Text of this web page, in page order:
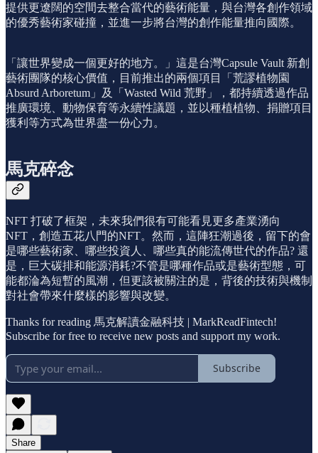
提供更遼闊的空間去整合當代的藝術能量，與台灣各創作領域
的優秀藝術家碰撞，並進一步將台灣的創作能量推向國際。
「讓世界變成一個更好的地方。」這是台灣Capsule Vault 新創
藝術團隊的核心價值，目前推出的兩個項目「荒謬植物園
Absurd Arboretum」及「Wasted Wild 荒野」，都持續透過作品
推廣環境、動物保育等永續性議題，並以種植植物、捐贈項目
獲利等方式為世界盡一份心力。
馬克碎念
NFT 打破了框架，未來我們很有可能看見更多產業湧向
NFT，創造五花八門的NFT。然而，這陣狂潮過後，留下的會
是哪些藝術家、哪些投資人、哪些真的能流傳世代的作品? 還
是，巨大碳排和能源消耗?不管是哪種作品或是藝術型態，可
能都淪為短暫的風潮，但更該被關注的是，背後的技術與機制
對社會帶來什麼樣的影響與改變。
Thanks for reading 馬克解讀金融科技 | MarkReadFintech!
Subscribe for free to receive new posts and support my work.
Subscribe
Share